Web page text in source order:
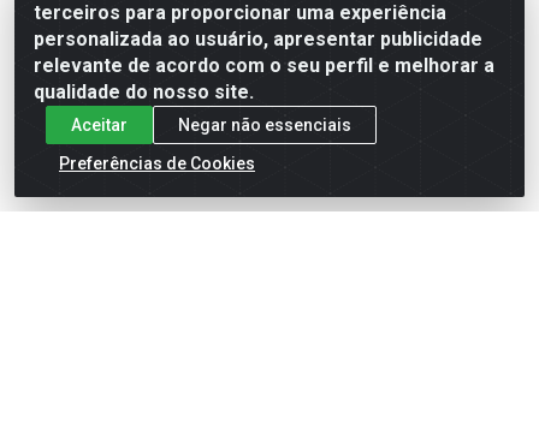
terceiros para proporcionar uma experiência
personalizada ao usuário, apresentar publicidade
relevante de acordo com o seu perfil e melhorar a
qualidade do nosso site.
Aceitar
Negar não essenciais
Preferências de Cookies
Formas de Pagamento